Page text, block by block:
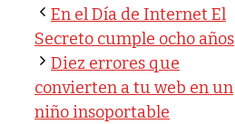
En el Día de Internet El
Secreto cumple ocho años
Diez errores que
convierten a tu web en un
niño insoportable